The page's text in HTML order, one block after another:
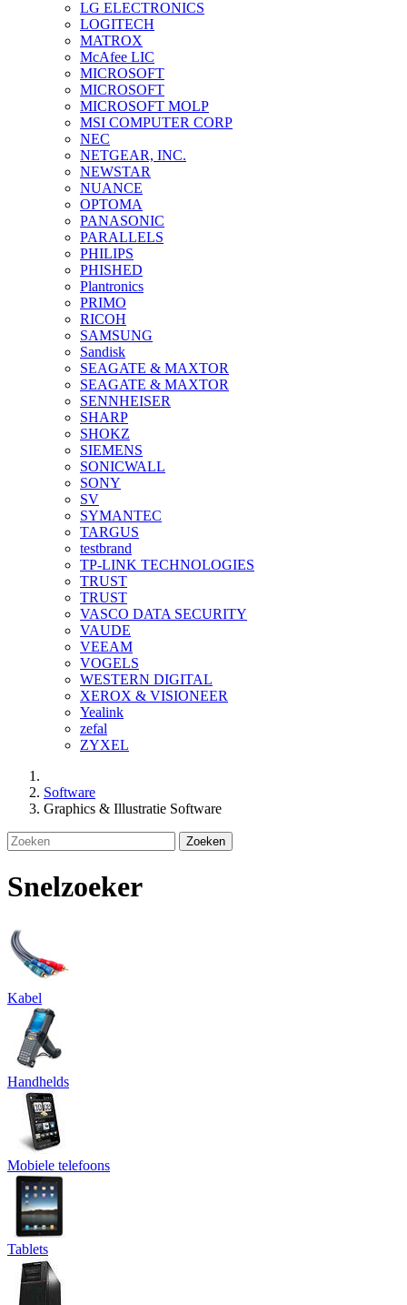
LG ELECTRONICS
LOGITECH
MATROX
McAfee LIC
MICROSOFT
MICROSOFT
MICROSOFT MOLP
MSI COMPUTER CORP
NEC
NETGEAR, INC.
NEWSTAR
NUANCE
OPTOMA
PANASONIC
PARALLELS
PHILIPS
PHISHED
Plantronics
PRIMO
RICOH
SAMSUNG
Sandisk
SEAGATE & MAXTOR
SEAGATE & MAXTOR
SENNHEISER
SHARP
SHOKZ
SIEMENS
SONICWALL
SONY
SV
SYMANTEC
TARGUS
testbrand
TP-LINK TECHNOLOGIES
TRUST
TRUST
VASCO DATA SECURITY
VAUDE
VEEAM
VOGELS
WESTERN DIGITAL
XEROX & VISIONEER
Yealink
zefal
ZYXEL
Software
Graphics & Illustratie Software
Zoeken
Snelzoeker
Kabel
Handhelds
Mobiele telefoons
Tablets